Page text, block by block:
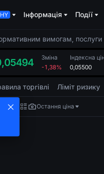
Інформація Події
вимогам, послуги
Зміна
-1,38%
Індексна
0,05500
торгівлі Ліміт ризику
Остання ціна